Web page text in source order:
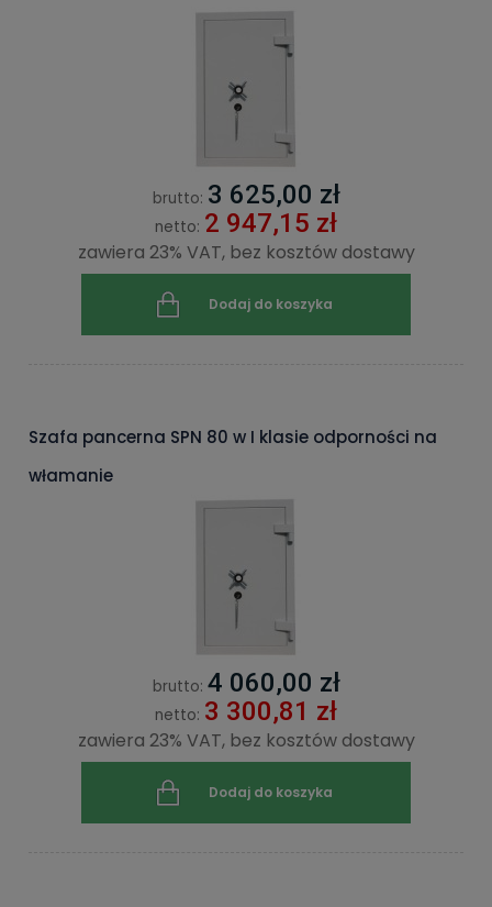
brutto: 3 625,00 zł
netto: 2 947,15 zł
zawiera 23% VAT, bez kosztów dostawy
Dodaj do koszyka
Szafa pancerna SPN 80 w I klasie odporności na
włamanie
brutto: 4 060,00 zł
netto: 3 300,81 zł
zawiera 23% VAT, bez kosztów dostawy
Dodaj do koszyka